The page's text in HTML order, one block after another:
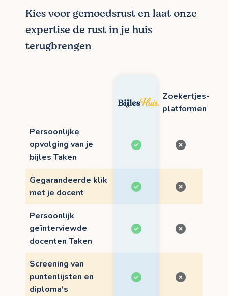
Kies voor gemoedsrust en laat onze
expertise de rust in je huis
terugbrengen
Zoekertjes-
platformen
Persoonlijke
opvolging van je
bijles Taken
Gegarandeerde klik
met je docent
Persoonlijk
geïnterviewde
docenten Taken
Screening van
puntenlijsten en
diploma's